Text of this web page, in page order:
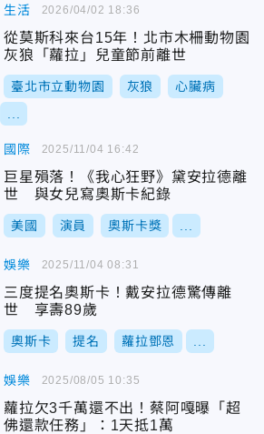
生活
從莫斯科來台15年！北市木柵動物園
灰狼「蘿拉」兒童節前離世
臺北市立動物園 灰狼 心臟病
2026/04/02 18:36
國際
巨星殞落！《我心狂野》黛安拉德離
世 與女兒寫奧斯卡紀錄
美國 演員 奧斯卡獎
2025/11/04 16:42
娛樂
三度提名奧斯卡！戴安拉德驚傳離
世 享壽89歲
奧斯卡 提名 蘿拉鄧恩
2025/11/04 08:31
娛樂
蘿拉欠3千萬還不出！蔡阿嘎曝「超
佛還款任務」：1天抵1萬
2025/08/05 10:35